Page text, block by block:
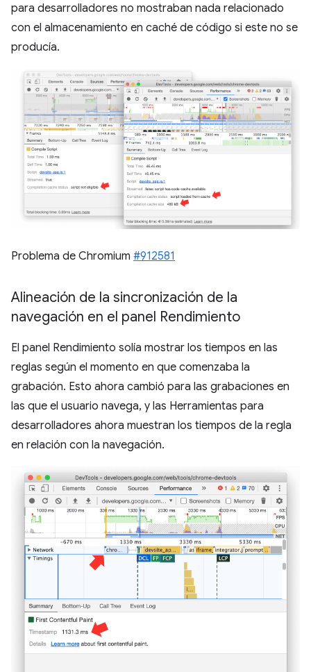
para desarrolladores no mostraban nada relacionado
con el almacenamiento en caché de código si este no se
producía.
Problema de Chromium #912581
Alineación de la sincronización de la
navegación en el panel Rendimiento
El panel Rendimiento solía mostrar los tiempos en las
reglas según el momento en que comenzaba la
grabación. Esto ahora cambió para las grabaciones en
las que el usuario navega, y las Herramientas para
desarrolladores ahora muestran los tiempos de la regla
en relación con la navegación.